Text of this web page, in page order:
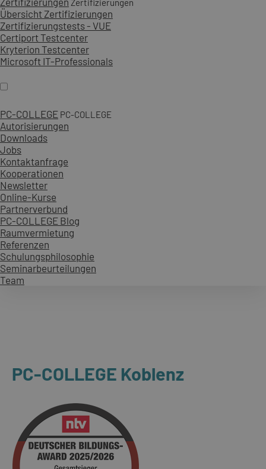
Zertifizierungen
Übersicht Zertifizierungen
Zertifizierungstests - VUE
Certiport Testcenter
Kryterion Testcenter
Microsoft IT-Professionals
PC-COLLEGE PC-COLLEGE
Autorisierungen
Downloads
Jobs
Kontaktanfrage
Kooperationen
Newsletter
Online-Kurse
Partnerverbund
PC-COLLEGE Blog
Raumvermietung
Referenzen
Schulungsphilosophie
Seminarbeurteilungen
Team
PC-COLLEGE Koblenz